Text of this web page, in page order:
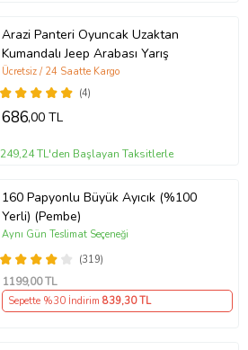
Arazi Panteri Oyuncak Uzaktan
Kumandalı Jeep Arabası Yarış
(4)
Ücretsiz / 24 Saatte Kargo
686,00 TL
249,24 TL'den Başlayan Taksitlerle
160 Papyonlu Büyük Ayıcık (%100
Yerli) (Pembe)
(319)
Aynı Gün Teslimat Seçeneği
1199,00 TL
Sepette %30 İndirim 839,30 TL